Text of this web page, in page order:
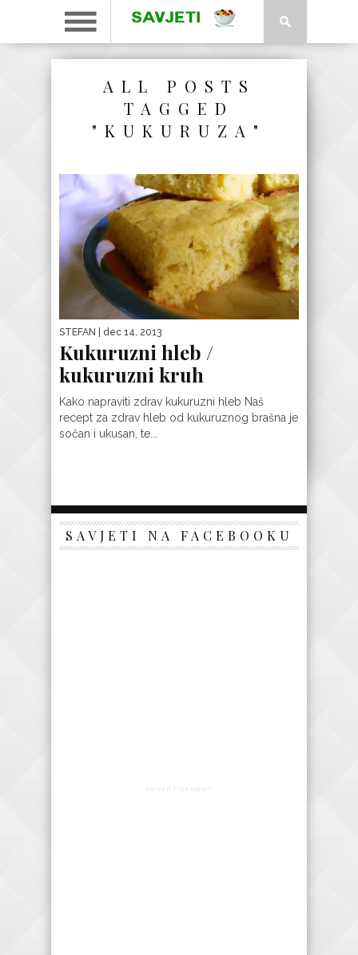
ALL POSTS
TAGGED
"KUKURUZA"
STEFAN | dec 14, 2013
Kukuruzni hleb /
kukuruzni kruh
Kako napraviti zdrav kukuruzni hleb Naš
recept za zdrav hleb od kukuruznog brašna je
sočan i ukusan, te...
SAVJETI NA FACEBOOKU
ADVERTISEMENT